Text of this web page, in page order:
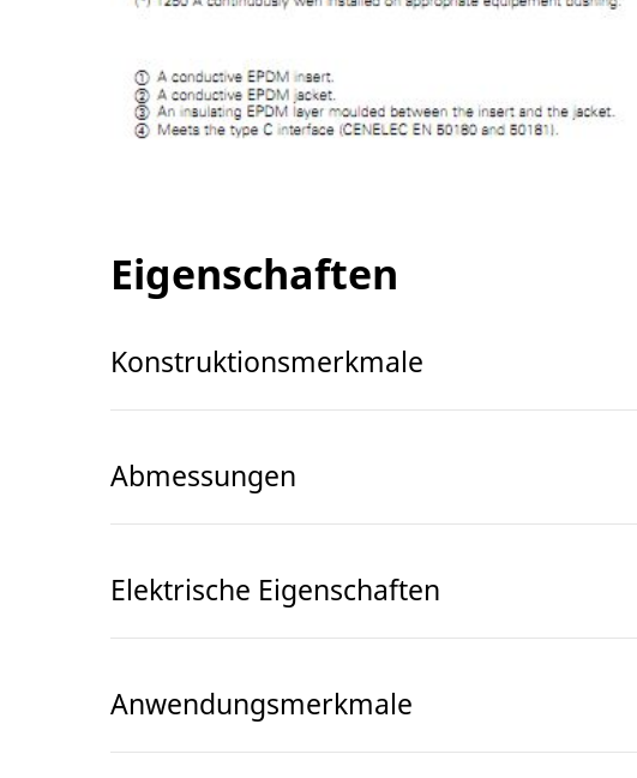
Eigenschaften
Konstruktionsmerkmale
Abmessungen
Elektrische Eigenschaften
Anwendungsmerkmale